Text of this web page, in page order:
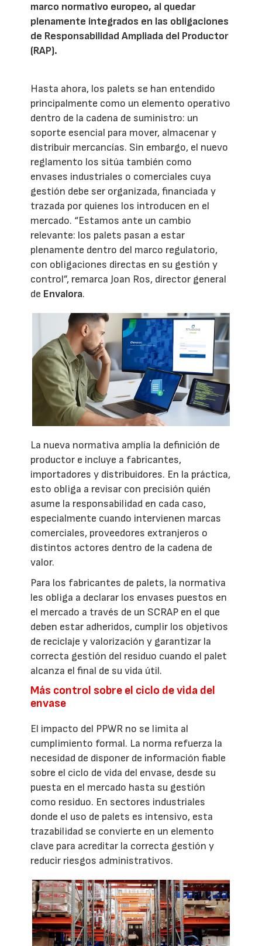
marco normativo europeo, al quedar
plenamente integrados en las obligaciones
de Responsabilidad Ampliada del Productor
(RAP).
Hasta ahora, los palets se han entendido
principalmente como un elemento operativo
dentro de la cadena de suministro: un
soporte esencial para mover, almacenar y
distribuir mercancías. Sin embargo, el nuevo
reglamento los sitúa también como
envases industriales o comerciales cuya
gestión debe ser organizada, financiada y
trazada por quienes los introducen en el
mercado. “Estamos ante un cambio
relevante: los palets pasan a estar
plenamente dentro del marco regulatorio,
con obligaciones directas en su gestión y
control”, remarca Joan Ros, director general
de Envalora.
La nueva normativa amplía la definición de
productor e incluye a fabricantes,
importadores y distribuidores. En la práctica,
esto obliga a revisar con precisión quién
asume la responsabilidad en cada caso,
especialmente cuando intervienen marcas
comerciales, proveedores extranjeros o
distintos actores dentro de la cadena de
valor.
Para los fabricantes de palets, la normativa
les obliga a declarar los envases puestos en
el mercado a través de un SCRAP en el que
deben estar adheridos, cumplir los objetivos
de reciclaje y valorización y garantizar la
correcta gestión del residuo cuando el palet
alcanza el final de su vida útil.
Más control sobre el ciclo de vida del
envase
El impacto del PPWR no se limita al
cumplimiento formal. La norma refuerza la
necesidad de disponer de información fiable
sobre el ciclo de vida del envase, desde su
puesta en el mercado hasta su gestión
como residuo. En sectores industriales
donde el uso de palets es intensivo, esta
trazabilidad se convierte en un elemento
clave para acreditar la correcta gestión y
reducir riesgos administrativos.